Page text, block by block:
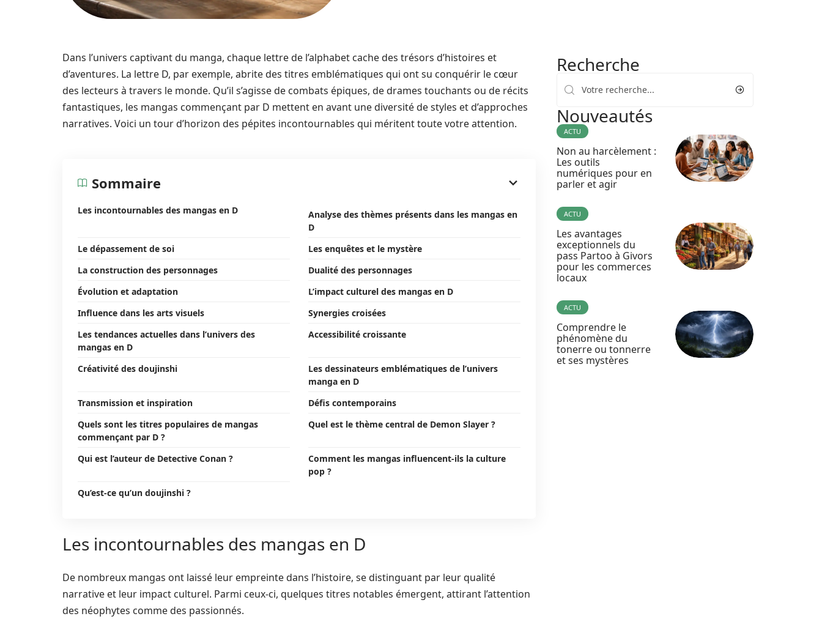
Dans l’univers captivant du manga, chaque lettre de l’alphabet cache des trésors d’histoires et
d’aventures. La lettre D, par exemple, abrite des titres emblématiques qui ont su conquérir le cœur
des lecteurs à travers le monde. Qu’il s’agisse de combats épiques, de drames touchants ou de récits
fantastiques, les mangas commençant par D mettent en avant une diversité de styles et d’approches
narratives. Voici un tour d’horizon des pépites incontournables qui méritent toute votre attention.
Sommaire
Les incontournables des mangas en D
Analyse des thèmes présents dans les mangas en
D
Le dépassement de soi
Les enquêtes et le mystère
La construction des personnages
Dualité des personnages
Évolution et adaptation
L’impact culturel des mangas en D
Influence dans les arts visuels
Synergies croisées
Les tendances actuelles dans l’univers des
mangas en D
Accessibilité croissante
Créativité des doujinshi
Les dessinateurs emblématiques de l’univers
manga en D
Transmission et inspiration
Défis contemporains
Quels sont les titres populaires de mangas
commençant par D ?
Quel est le thème central de Demon Slayer ?
Qui est l’auteur de Detective Conan ?
Comment les mangas influencent-ils la culture
pop ?
Qu’est-ce qu’un doujinshi ?
Les incontournables des mangas en D
De nombreux mangas ont laissé leur empreinte dans l’histoire, se distinguant par leur qualité
narrative et leur impact culturel. Parmi ceux-ci, quelques titres notables émergent, attirant l’attention
des néophytes comme des passionnés.
Recherche
Nouveautés
ACTU
Non au harcèlement :
Les outils
numériques pour en
parler et agir
ACTU
Les avantages
exceptionnels du
pass Partoo à Givors
pour les commerces
locaux
ACTU
Comprendre le
phénomène du
tonerre ou tonnerre
et ses mystères